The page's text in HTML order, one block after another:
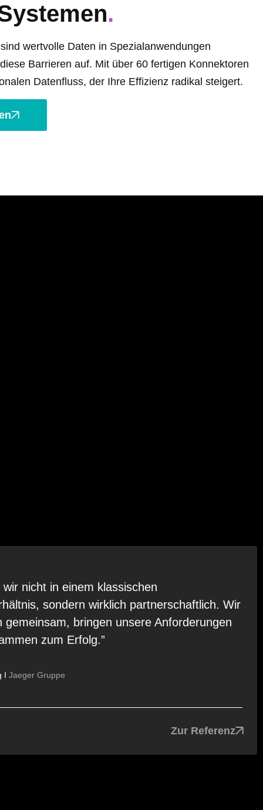
.
wertvolle Daten in Spezialanwendungen
Barrieren auf. Mit über 60 fertigen Konnektoren
Datenfluss, der Ihre Effizienz radikal steigert.
Zur Referenz
nicht in einem klassischen
sondern wirklich partnerschaftlich. Wir
gemeinsam, bringen unsere Anforderungen
zum Erfolg.”
I Jaeger Gruppe